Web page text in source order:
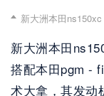
新大洲本田ns150xc
新大洲本田
搭配本田pgm -
术大拿，其发动